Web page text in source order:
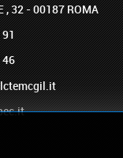
32 - 00187 ROMA